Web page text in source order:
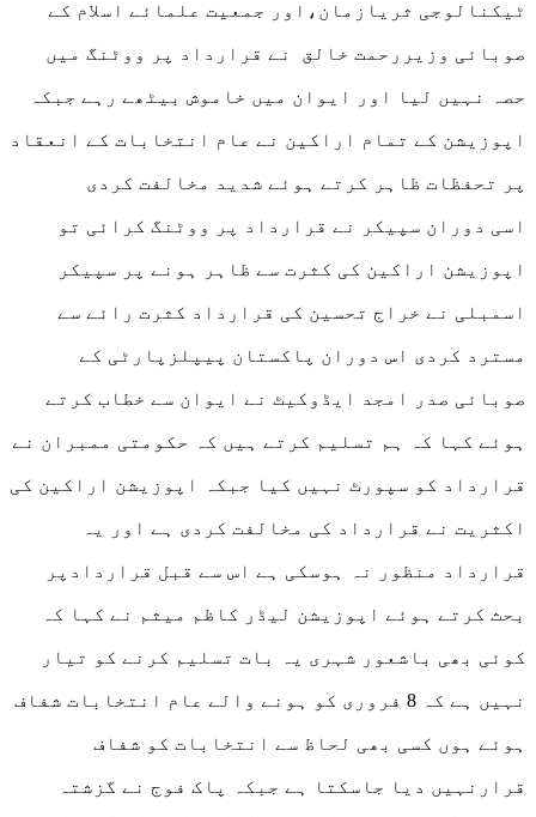
ٹیکنالوجی ثریازمان،اور جمعیت علمائے اسلام کے
صوبائی وزیررحمت خالق نے قرارداد پر ووٹنگ میں
حصہ نہیں لیا اور ایوان میں خاموش بیٹھے رہے جبکہ
اپوزیشن کے تمام اراکین نے عام انتخابات کے انعقاد
پر تحفظات ظاہر کرتے ہوئے شدید مخالفت کردی
اسی دوران سپیکر نے قرارداد پر ووٹنگ کرائی تو
اپوزیشن اراکین کی کثرت سے ظاہر ہونے پر سپیکر
اسمبلی نے خراج تحسین کی قرارداد کثرت رائے سے
مسترد کردی اس دوران پاکستان پیپلزپارٹی کے
صوبائی صدر امجد ایڈوکیٹ نے ایوان سے خطاب کرتے
ہوئے کہا کہ ہم تسلیم کرتے ہیں کہ حکومتی ممبران نے
قرارداد کو سپورٹ نہیں کیا جبکہ اپوزیشن اراکین کی
اکثریت نے قرارداد کی مخالفت کردی ہے اور یہ
قرارداد منظور نہ ہوسکی ہے اس سے قبل قراردادپر
بحث کرتے ہوئے اپوزیشن لیڈر کاظم میثم نے کہا کہ
کوئی بھی باشعور شہری یہ بات تسلیم کرنے کو تیار
نہیں ہے کہ 8 فروری کو ہونے والے عام انتخابات شفاف
ہوئے ہوں کسی بھی لحاظ سے انتخابات کو شفاف
قرارنہیں دیا جاسکتا ہے جبکہ پاک فوج نے گزشتہ